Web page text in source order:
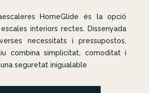
HomeGlide és la opció
interiors rectes. Dissenyada
necessitats i pressupostos,
combina simplicitat, comoditat i
seguretat inigualable